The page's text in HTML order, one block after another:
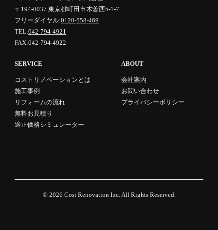
〒194-0037 東京都町田市木曽西5-1-7
フリーダイヤル:0120-558-469
TEL:042-794-4921
FAX:042-794-4922
SERVICE
コストリノベーションとは
施工事例
リフォームの流れ
無料お見積り
適正価格シミュレーター
ABOUT
会社案内
お問い合わせ
プライバシーポリシー
© 2026 Cost Renovation Inc. All Rights Reserved.